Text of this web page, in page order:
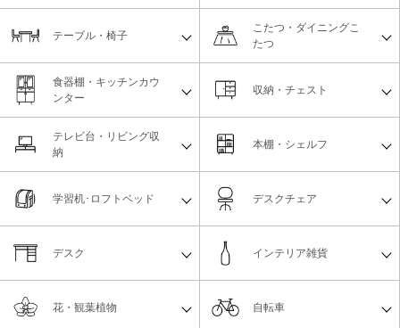
テーブル・椅子
こたつ・ダイニングこ
たつ
食器棚・キッチンカウ
ンター
収納・チェスト
テレビ台・リビング収
納
本棚・シェルフ
学習机･ロフトベッド デスクチェア
デスク インテリア雑貨
花・観葉植物 自転車